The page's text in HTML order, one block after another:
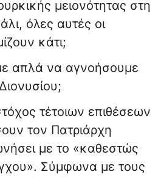
μειονότητας στη
όλες αυτές οι
κάτι;
απλά να αγνοήσουμε
τέτοιων επιθέσεων
τον Πατριάρχη
με το «καθεστώς
Σύμφωνα με τους